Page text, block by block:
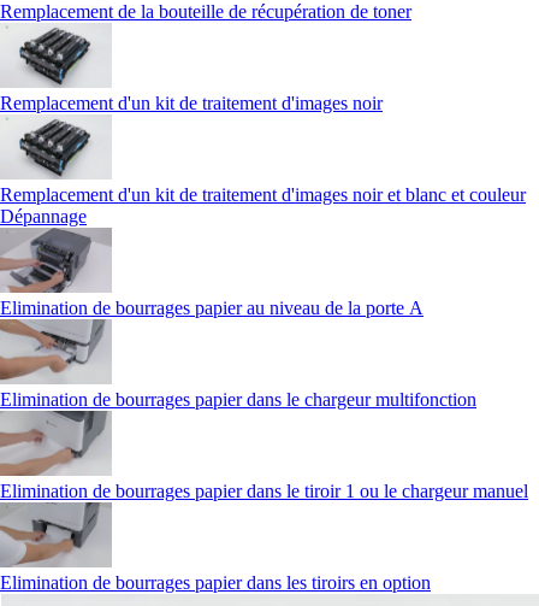
Remplacement de la bouteille de récupération de toner
Remplacement d'un kit de traitement d'images noir
Remplacement d'un kit de traitement d'images noir et blanc et couleur
Dépannage
Elimination de bourrages papier au niveau de la porte A
Elimination de bourrages papier dans le chargeur multifonction
Elimination de bourrages papier dans le tiroir 1 ou le chargeur manuel
Elimination de bourrages papier dans les tiroirs en option